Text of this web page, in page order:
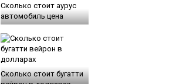
Сколько стоит аурус
автомобиль цена
Сколько стоит бугатти